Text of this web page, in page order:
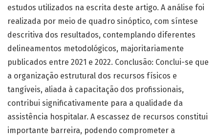
estudos utilizados na escrita deste artigo. A análise foi
realizada por meio de quadro sinóptico, com síntese
descritiva dos resultados, contemplando diferentes
delineamentos metodológicos, majoritariamente
publicados entre 2021 e 2022. Conclusão: Conclui-se que
a organização estrutural dos recursos físicos e
tangíveis, aliada à capacitação dos profissionais,
contribui significativamente para a qualidade da
assistência hospitalar. A escassez de recursos constitui
importante barreira, podendo comprometer a